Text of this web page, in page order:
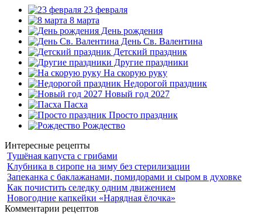
23 февраля
8 марта
День рождения
День Св. Валентина
Детский праздник
Другие праздники
На скорую руку
Недорогой праздник
Новый год 2027
Пасха
Просто праздник
Рождество
Интересные рецепты
Тушёная капуста с грибами
Клубника в сиропе на зиму без стерилизации
Запеканка с баклажанами, помидорами и сыром в духовке
Как почистить селедку одним движением
Новогодние капкейки «Нарядная ёлочка»
Комментарии рецептов